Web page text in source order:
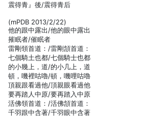
震得青』後/震得青后
(mPDB 2013/2/22)
他的跟中露出/他的眼中露出
摧眠者/催眠者
雷剛領首道：/雷剛頷首道：
七個騎土也都/七個騎士也都
的小幾上，道/的小几上，道
頓，嘰裡咕嚕/頓，嘰哩咕嚕
頂親跟看過他/頂親眼看過他
要再踏人中原/要再踏入中原
活佛領首道：/活佛頷首道：
千羽跟中含著/千羽眼中含著